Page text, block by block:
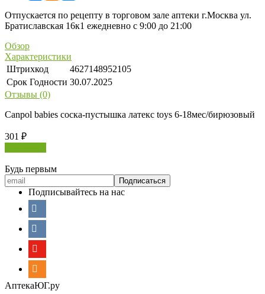
Отпускается по рецепту в торговом зале аптеки г.Москва ул.
Братиславская 16к1 ежедневно с 9:00 до 21:00
Обзор
Характеристики
Штрихкод
4627148952105
Срок Годности 30.07.2025
Отзывы (0)
Canpol babies соска-пустышка латекс toys 6-18мес/бирюзовый
301 ₽
Будь первым
Подписывайтесь на нас
АптекаЮГ.ру